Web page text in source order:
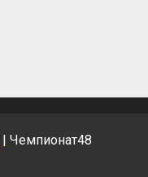
| Чемпионат48